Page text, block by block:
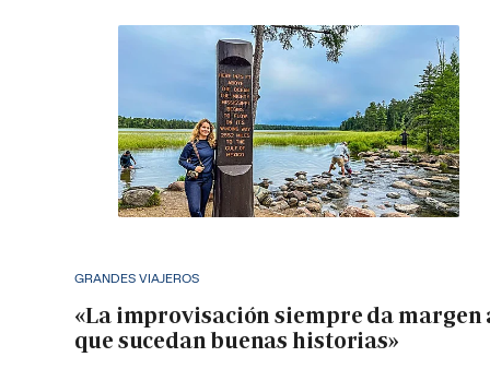
GRANDES VIAJEROS
«La improvisación siempre da margen
que sucedan buenas historias»